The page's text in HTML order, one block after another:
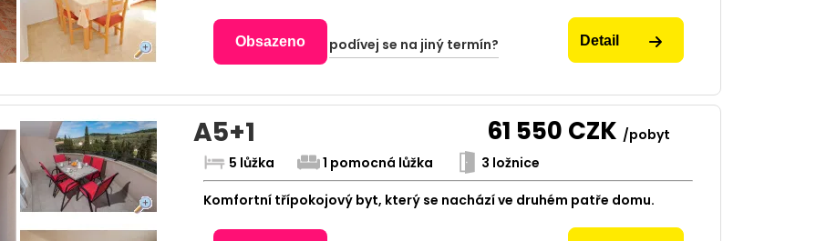
Obsazeno podívej se na jiný termín? Detail
A5+1 61 550 CZK /pobyt
5 lůžka
1 pomocná lůžka 3 ložnice
Komfortní třípokojový byt, který se nachází ve druhém patře domu.